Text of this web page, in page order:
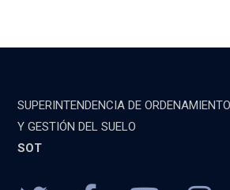
SUPERINTENDENCIA DE
Y GESTIÓN DEL SUELO
SOT